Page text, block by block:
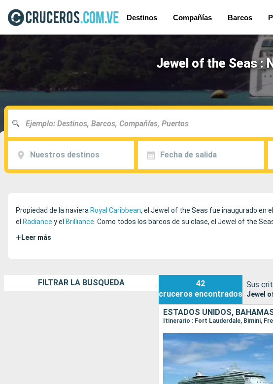
Destinos Compañías Barcos
Jewel of the Seas :
Nuestros destinos Fecha de salida
Propiedad de la naviera Royal Caribbean, el Jewel of the Seas fue inaugurado en
el Radiance y el Brilliance . Como todos los barcos de su clase, el Jewel of the
+ Leer más
FILTRAR LA BÚSQUEDA
42
cruceros encontrados
Sus
Jewel
ESTADOS UNIDOS,
Itinerario : Fort Lauderdale, Bimini,